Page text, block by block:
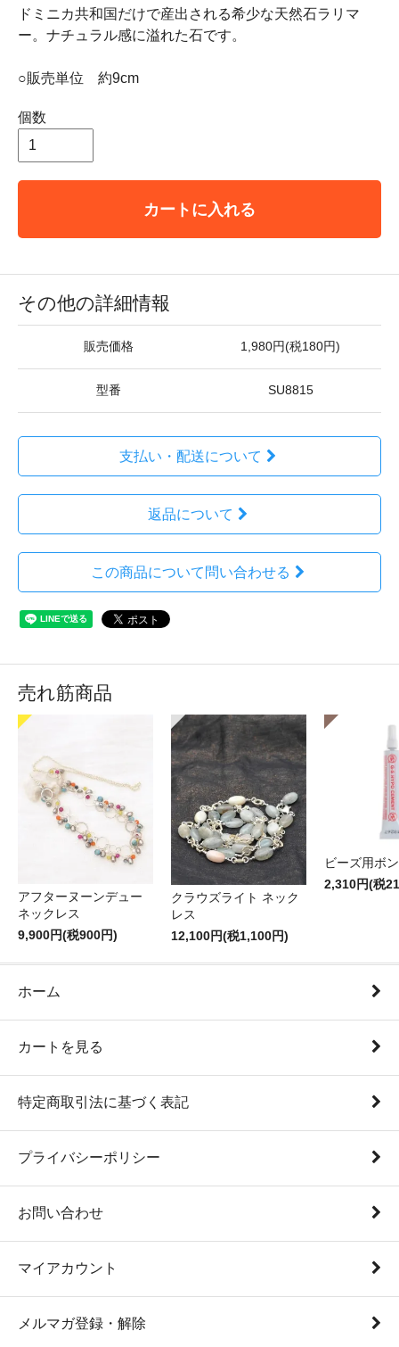
ドミニカ共和国だけで産出される希少な天然石ラリマ
ー。ナチュラル感に溢れた石です。
○販売単位 約9cm
個数
カートに入れる
その他の詳細情報
販売価格 1,980円(税180円)
型番 SU8815
支払い・配送について
返品について
この商品について問い合わせる
売れ筋商品
アフターヌーンデュー
ネックレス
9,900円(税900円)
クラウズライト ネック
レス
12,100円(税1,100円)
ビーズ用ボ
2,310円(税
ホーム
カートを見る
特定商取引法に基づく表記
プライバシーポリシー
お問い合わせ
マイアカウント
メルマガ登録・解除